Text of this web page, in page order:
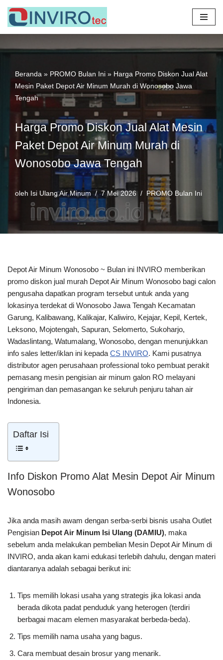
Lompat
konten
Beranda » PROMO Bulan Ini » Harga Promo Diskon Jual Alat
Mesin Paket Depot Air Minum Murah di Wonosobo Jawa
Tengah
Harga Promo Diskon Jual Alat Mesin
Paket Depot Air Minum Murah di
Wonosobo Jawa Tengah
oleh Isi Ulang Air Minum 7 Mei 2026 PROMO Bulan Ini
Depot Air Minum Wonosobo ~ Bulan ini INVIRO memberikan
promo diskon jual murah Depot Air Minum Wonosobo bagi calon
pengusaha dapatkan program tersebut untuk anda yang
lokasinya terdekat di Wonosobo Jawa Tengah Kecamatan
Garung, Kalibawang, Kalikajar, Kaliwiro, Kejajar, Kepil, Kertek,
Leksono, Mojotengah, Sapuran, Selomerto, Sukoharjo,
Wadaslintang, Watumalang, Wonosobo, dengan menunjukkan
info sales letter/iklan ini kepada CS INVIRO. Kami pusatnya
distributor agen perusahaan professional toko pembuat perakit
pemasang mesin pengisian air minum galon RO melayani
pengiriman dan pemasangan ke seluruh penjuru tahan air
Indonesia.
Daftar Isi
Info Diskon Promo Alat Mesin Depot Air Minum
Wonosobo
Jika anda masih awam dengan serba-serbi bisnis usaha Outlet
Pengisian Depot Air Minum Isi Ulang (DAMIU), maka
sebelum anda melakukan pembelian Mesin Depot Air Minum di
INVIRO, anda akan kami edukasi terlebih dahulu, dengan materi
diantaranya adalah sebagai berikut ini:
Tips memilih lokasi usaha yang strategis jika lokasi anda
berada dikota padat penduduk yang heterogen (terdiri
berbagai macam elemen masyarakat berbeda-beda).
Tips memilih nama usaha yang bagus.
Cara membuat desain brosur yang menarik.